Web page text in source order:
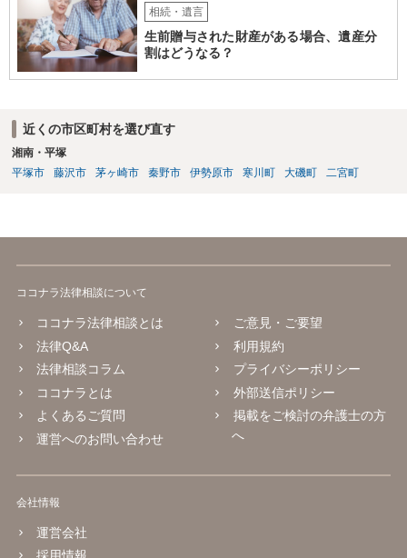
相続・遺言
生前贈与された財産がある場合、遺産分
割はどうなる？
近くの市区町村を選び直す
湘南・平塚
平塚市
藤沢市 茅ヶ崎市 秦野市 伊勢原市 寒川町 大磯町 二宮町
ココナラ法律相談について
ココナラ法律相談とは
法律Q&A
法律相談コラム
ココナラとは
よくあるご質問
運営へのお問い合わせ
ご意見・ご要望
利用規約
プライバシーポリシー
外部送信ポリシー
掲載をご検討の弁護士の方
へ
会社情報
運営会社